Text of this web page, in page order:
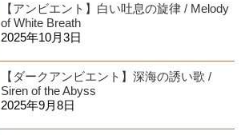
【アンビエント】白い吐息の旋律 / Melody
of White Breath
2025年10月3日
【ダークアンビエント】深海の誘い歌 /
Siren of the Abyss
2025年9月8日